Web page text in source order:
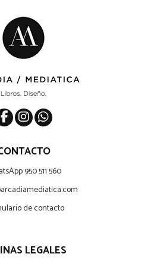
950 511 560
de contacto
LEGALES